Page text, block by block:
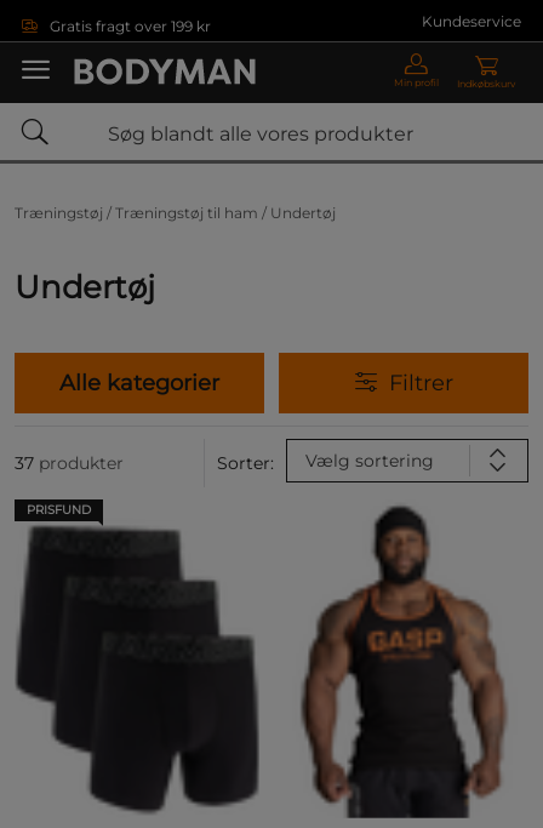
Gratis fragt over 199 kr Kundeservice
Min profil Indkøbskurv
Træningstøj / Træningstøj til ham / Undertøj
Undertøj
Alle kategorier Filtrer
37 produkter Sorter: Vælg sortering
PRISFUND